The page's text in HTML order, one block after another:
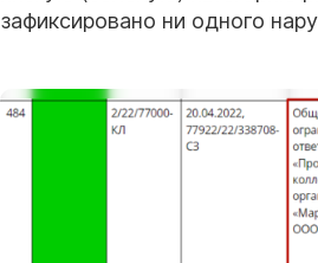
зафиксировано ни одного